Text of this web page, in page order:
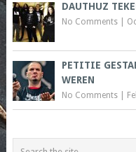
DAUTHUZ
No Comments|
PETITIE
WEREN
No Comments|